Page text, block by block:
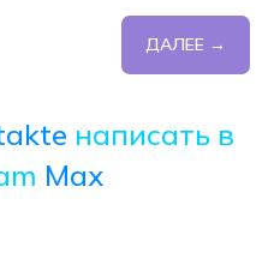
ДАЛЕЕ →
написать в
Max